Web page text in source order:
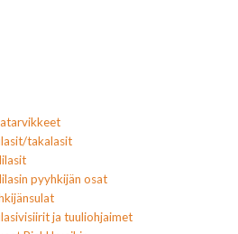
takalasit
pyyhkijän osat
ja tuuliohjaimet